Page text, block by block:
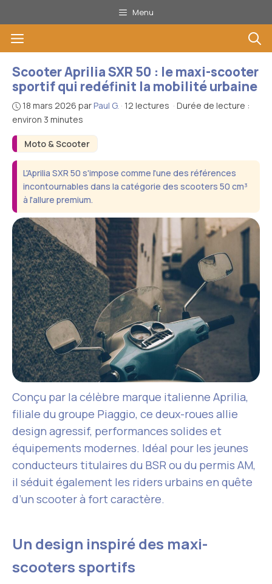
au
contenu
Menu
Menu
Moto & Scooter
Scooter Aprilia SXR 50 : le maxi-scooter
sportif qui redéfinit la mobilité urbaine
18 mars 2026 par Paul G. · 12 lectures · Durée de lecture :
environ 3 minutes
L'Aprilia SXR 50 s'impose comme l'une des références
incontournables dans la catégorie des scooters 50 cm³
à l'allure premium.
Conçu par la célèbre marque italienne Aprilia,
filiale du groupe Piaggio, ce deux-roues allie
design agressif, performances solides et
équipements modernes. Idéal pour les jeunes
conducteurs titulaires du BSR ou du permis AM,
il séduit également les riders urbains en quête
d’un scooter à fort caractère.
Un design inspiré des maxi-
scooters sportifs